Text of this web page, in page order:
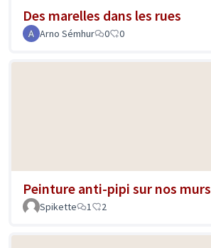
Des marelles dans les rues
Arno Sémhur
0 0
Peinture anti-pipi sur nos murs
Spikette
1 2